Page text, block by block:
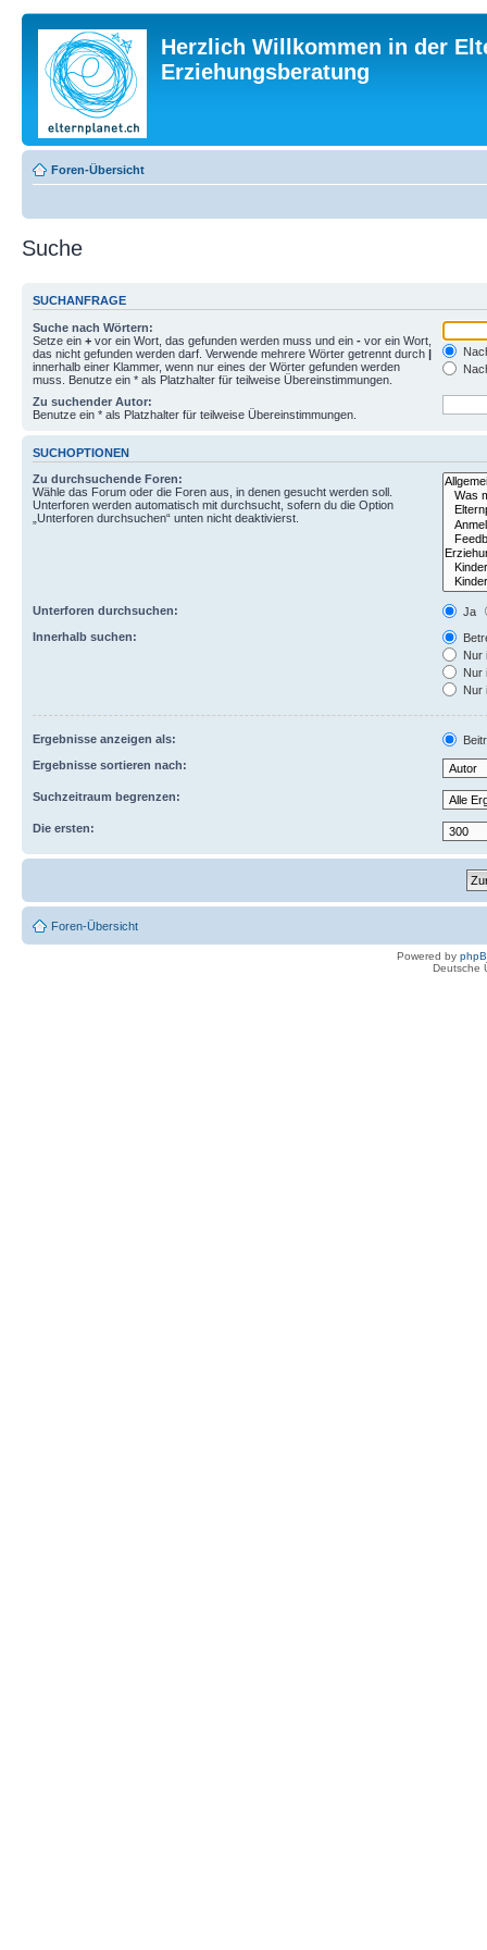
Herzlich Willkommen in der
Erziehungsberatung
Foren-Übersicht
Suche
SUCHANFRAGE
Suche nach Wörtern:
Setze ein + vor ein Wort, das gefunden werden muss und ein - vor ein Wort,
das nicht gefunden werden darf. Verwende mehrere Wörter getrennt durch |
innerhalb einer Klammer, wenn nur eines der Wörter gefunden werden
muss. Benutze ein * als Platzhalter für teilweise Übereinstimmungen.
Zu suchender Autor:
Benutze ein * als Platzhalter für teilweise Übereinstimmungen.
SUCHOPTIONEN
Zu durchsuchende Foren:
Wähle das Forum oder die Foren aus, in denen gesucht werden soll.
Unterforen werden automatisch mit durchsucht, sofern du die Option
„Unterforen durchsuchen“ unten nicht deaktivierst.
Unterforen durchsuchen:
Ja
Innerhalb suchen:
Nur
Nur
Nur
Ergebnisse anzeigen als:
Ergebnisse sortieren nach:
Suchzeitraum begrenzen:
Die ersten:
Foren-Übersicht
Powered by
Deutsche